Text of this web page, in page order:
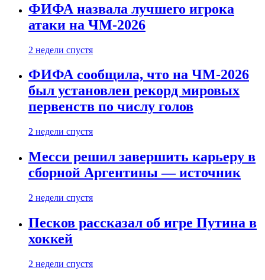
ФИФА назвала лучшего игрока
атаки на ЧМ-2026
2 недели спустя
ФИФА сообщила, что на ЧМ-2026
был установлен рекорд мировых
первенств по числу голов
2 недели спустя
Месси решил завершить карьеру в
сборной Аргентины — источник
2 недели спустя
Песков рассказал об игре Путина в
хоккей
2 недели спустя